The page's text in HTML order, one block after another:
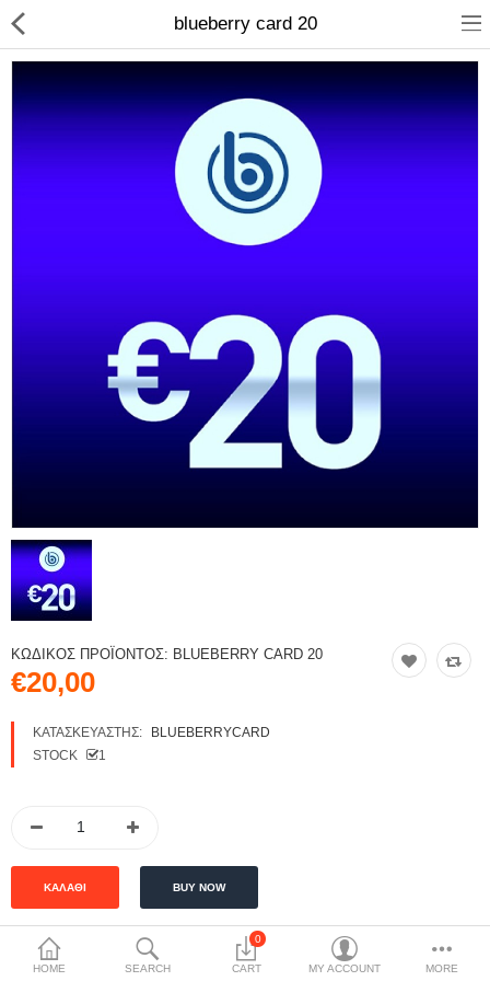
Λίστα Αγαπημένων
(0)
Currency
HOME SEARCH
0
CART MY ACCOUNT MORE
blueberry card 20
ΚΩΔΙΚΌΣ ΠΡΟΪΌΝΤΟΣ: BLUEBERRY CARD 20
€20,00
ΚΑΤΑΣΚΕΥΑΣΤΉΣ:
BLUEBERRYCARD
STOCK
1
ΠΕΡΙΓΡΑΦΉ